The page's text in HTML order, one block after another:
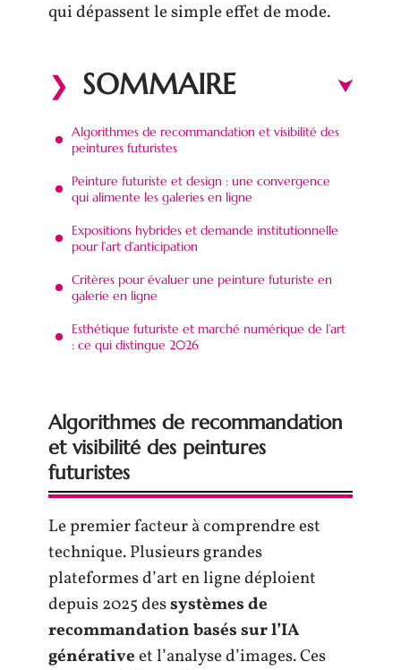
qui dépassent le simple effet de mode.
SOMMAIRE
Algorithmes de recommandation et visibilité des
peintures futuristes
Peinture futuriste et design : une convergence
qui alimente les galeries en ligne
Expositions hybrides et demande institutionnelle
pour l’art d’anticipation
Critères pour évaluer une peinture futuriste en
galerie en ligne
Esthétique futuriste et marché numérique de l’art
: ce qui distingue 2026
Algorithmes de recommandation
et visibilité des peintures
futuristes
Le premier facteur à comprendre est
technique. Plusieurs grandes
plateformes d’art en ligne déploient
depuis 2025 dessystèmes de
recommandation basés sur l’IA
générativeet l’analyse d’images. Ces